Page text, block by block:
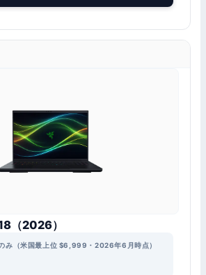
（2026）
み（米国最上位 $6,999・2026年6月時点）